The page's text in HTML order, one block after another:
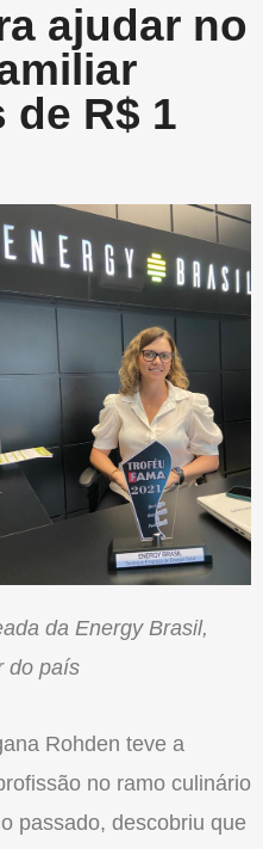
ajudar no
R$ 1
da Energy Brasil,
do país
Rohden teve a
no ramo culinário
passado, descobriu que